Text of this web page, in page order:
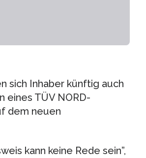
sich Inhaber künftig auch
eines TÜV NORD-
dem neuen
kann keine Rede sein”,